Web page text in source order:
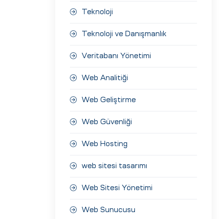
Teknoloji
Teknoloji ve Danışmanlık
Veritabanı Yönetimi
Web Analitiği
Web Geliştirme
Web Güvenliği
Web Hosting
web sitesi tasarımı
Web Sitesi Yönetimi
Web Sunucusu